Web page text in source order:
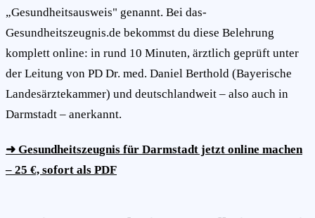
„Gesundheitsausweis" genannt. Bei das-
Gesundheitszeugnis.de bekommst du diese Belehrung
komplett online: in rund 10 Minuten, ärztlich geprüft unter
der Leitung von PD Dr. med. Daniel Berthold (Bayerische
Landesärztekammer) und deutschlandweit – also auch in
Darmstadt – anerkannt.
➜ Gesundheitszeugnis für Darmstadt jetzt online machen
– 25 €, sofort als PDF